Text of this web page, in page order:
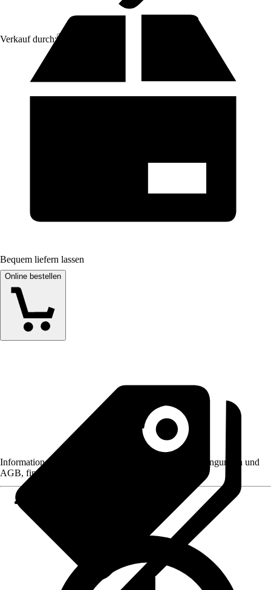
Verkauf durch:
Bequem liefern lassen
Online bestellen
Informationen des Verkäufers, wie z. B. Rückgabebedingungen und
AGB, finden Sie bei Klick auf den Verkäufernamen.